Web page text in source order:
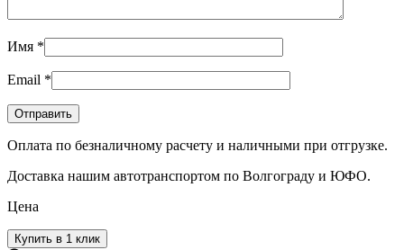
Имя *
Email *
Оплата по безналичному расчету и наличными при отгрузке.
Доставка нашим автотранспортом по Волгограду и ЮФО.
Цена
Купить в 1 клик